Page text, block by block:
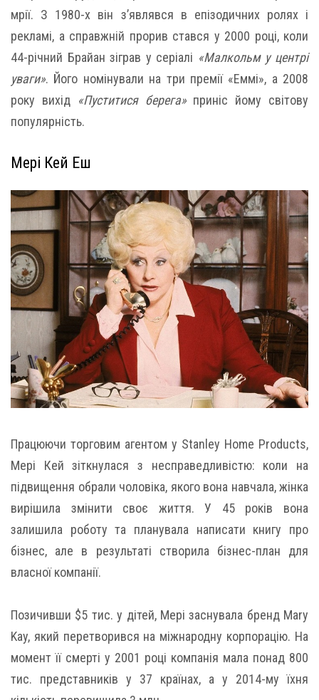
мрії. З 1980-х він з’являвся в епізодичних ролях і
рекламі, а справжній прорив стався у 2000 році, коли
44-річний Брайан зіграв у серіалі «Малкольм у центрі
уваги». Його номінували на три премії «Еммі», а 2008
року вихід «Пуститися берега»приніс йому світову
популярність.
Мері Кей Еш
Працюючи торговим агентом у Stanley Home Products,
Мері Кей зіткнулася з несправедливістю: коли на
підвищення обрали чоловіка, якого вона навчала, жінка
вирішила змінити своє життя. У 45 років вона
залишила роботу та планувала написати книгу про
бізнес, але в результаті створила бізнес-план для
власної компанії.
Позичивши $5 тис. у дітей, Мері заснувала бренд Mary
Kay, який перетворився на міжнародну корпорацію. На
момент її смерті у 2001 році компанія мала понад 800
тис. представників у 37 країнах, а у 2014-му їхня